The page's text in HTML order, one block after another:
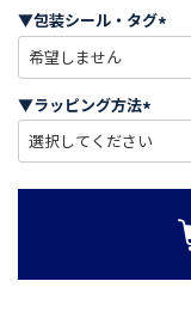
)
▼包装シール・タグ
必
)
▼ラッピング方法
必